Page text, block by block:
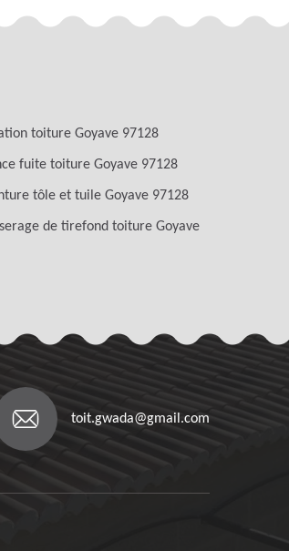
toiture Goyave 97128
fuite toiture Goyave 97128
tôle et tuile Goyave 97128
de tirefond toiture Goyave
toit.gwada@gmail.com